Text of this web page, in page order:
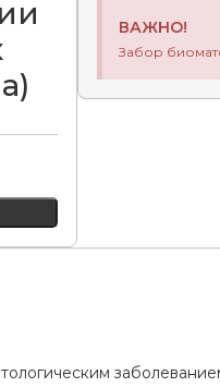
ВАЖНО!
Забор